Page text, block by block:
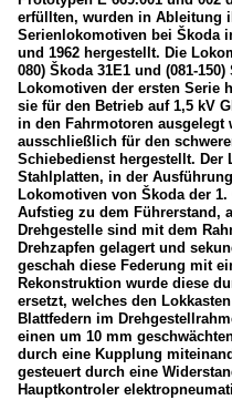
erfüllten, wurden in Ableitung
Serienlokomotiven bei Škoda
und 1962 hergestellt. Die
080) Škoda 31E1 und (081-
Lokomotiven der ersten Serie
sie für den Betrieb auf 1,5 kV
in den Fahrmotoren ausgelegt
ausschließlich für den
Schiebedienst hergestellt. Der
Stahlplatten, in der
Lokomotiven von Škoda der
Aufstieg zu dem Führerstand,
Drehgestelle sind mit dem
Drehzapfen gelagert und
geschah diese Federung mit
Rekonstruktion wurde diese
ersetzt, welches den
Blattfedern im
einen um 10 mm
durch eine Kupplung
gesteuert durch eine
Hauptkontroler